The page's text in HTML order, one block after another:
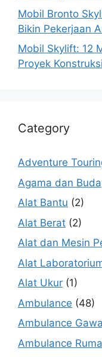
Mobil Bronto
Bikin Pekerjaan
Mobil Skylift: 12
Proyek
Category
Adventure
Agama dan
Alat Bantu (2)
Alat Berat (2)
Alat dan Mesin
Alat
Alat Ukur (1)
Ambulance (48)
Ambulance
Ambulance